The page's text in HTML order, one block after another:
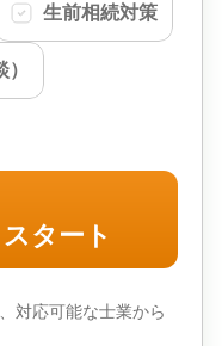
生前相続対策
タート
対応可能な士業から